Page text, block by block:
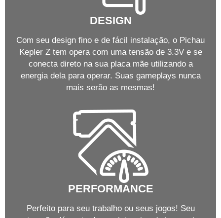
DESIGN
Com seu design fino e de fácil instalação, o Pichau
Kepler Z tem opera com uma tensão de 3.3V e se
conecta direto na sua placa mãe utilizando a
energia dela para operar. Suas gameplays nunca
mais serão as mesmas!
PERFORMANCE
Perfeito para seu trabalho ou seus jogos! Seu